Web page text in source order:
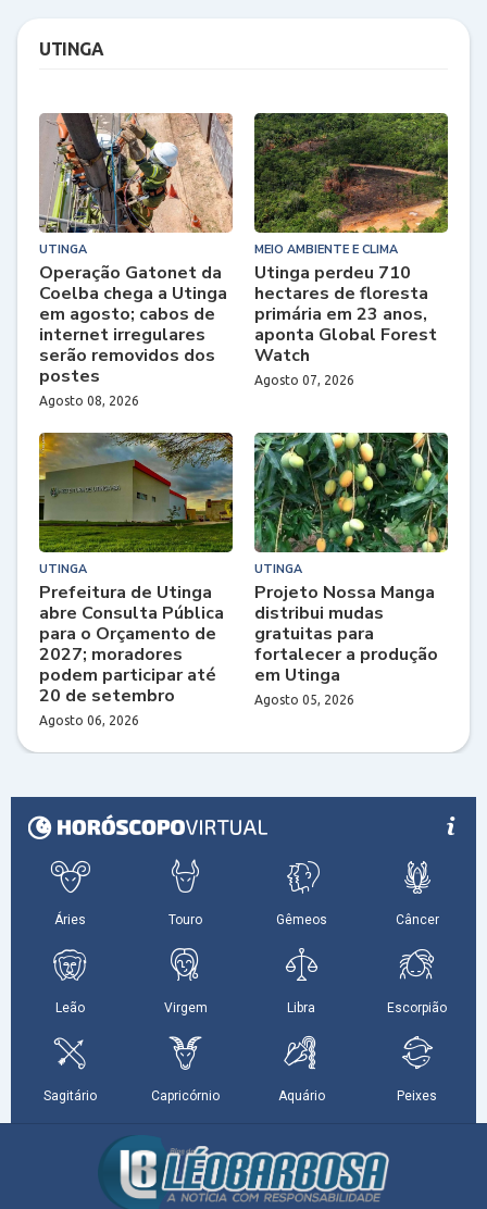
UTINGA
UTINGA
Operação Gatonet da
Coelba chega a Utinga
em agosto; cabos de
internet irregulares
serão removidos dos
postes
Agosto 08, 2026
MEIO AMBIENTE E CLIMA
Utinga perdeu 710
hectares de floresta
primária em 23 anos,
aponta Global Forest
Watch
Agosto 07, 2026
UTINGA
Prefeitura de Utinga
abre Consulta Pública
para o Orçamento de
2027; moradores
podem participar até
20 de setembro
Agosto 06, 2026
UTINGA
Projeto Nossa Manga
distribui mudas
gratuitas para
fortalecer a produção
em Utinga
Agosto 05, 2026